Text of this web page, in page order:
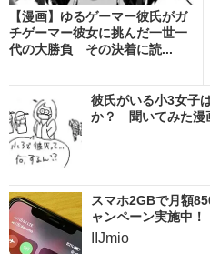
【漫画】ゆるゲーマー彼氏がガ
チゲーマー彼女に挑んだ一世一
代の大勝負 その決着に読...
彼氏がいる小3女子
か？ 聞いてみた漫
スマホ2GBで月額
ャンペーン実施中！
IIJmio